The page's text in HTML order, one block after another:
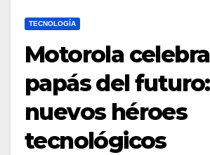
TECNOLOGÍA
Motorola
papás del
nuevos héroes
tecnológicos